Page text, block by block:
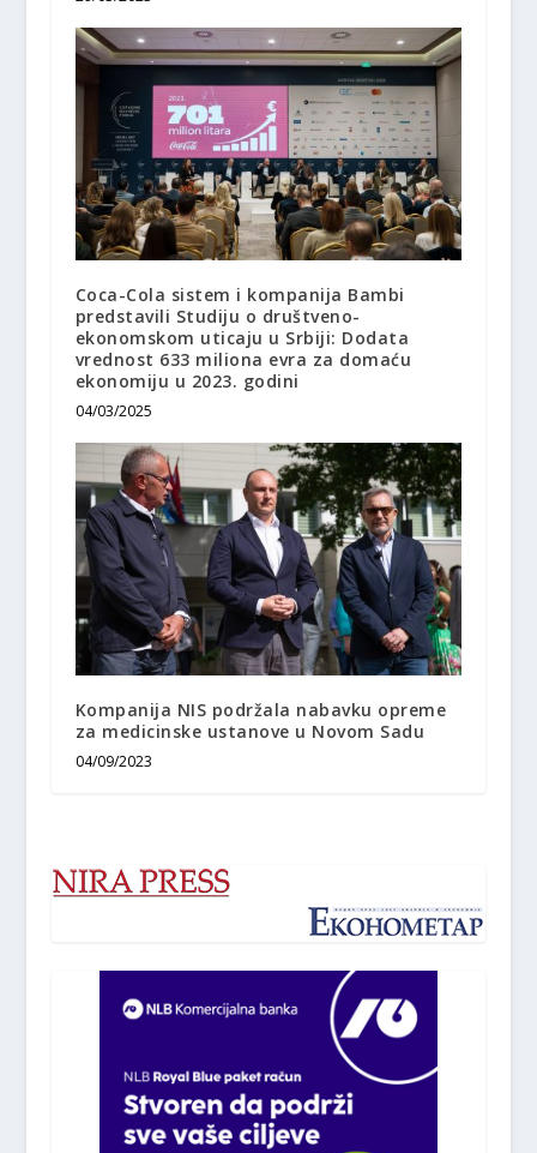
Coca-Cola sistem i kompanija Bambi
predstavili Studiju o društveno-
ekonomskom uticaju u Srbiji: Dodata
vrednost 633 miliona evra za domaću
ekonomiju u 2023. godini
04/03/2025
Kompanija NIS podržala nabavku opreme
za medicinske ustanove u Novom Sadu
04/09/2023